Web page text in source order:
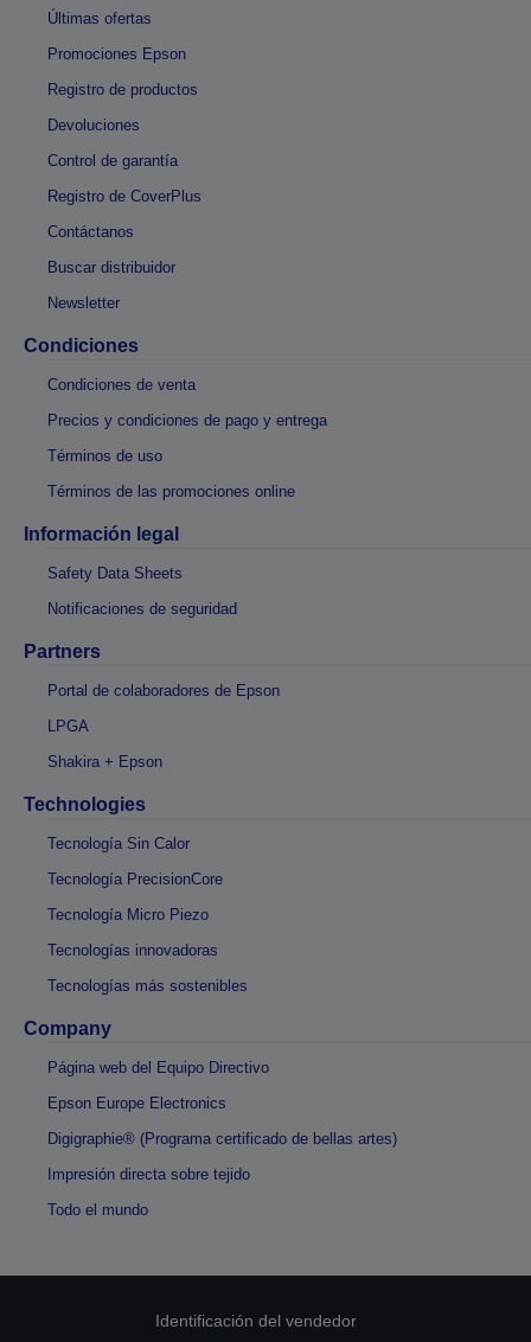
Últimas ofertas
Promociones Epson
Registro de productos
Devoluciones
Control de garantía
Registro de CoverPlus
Contáctanos
Buscar distribuidor
Newsletter
Condiciones
Condiciones de venta
Precios y condiciones de pago y entrega
Términos de uso
Términos de las promociones online
Información legal
Safety Data Sheets
Notificaciones de seguridad
Partners
Portal de colaboradores de Epson
LPGA
Shakira + Epson
Technologies
Tecnología Sin Calor
Tecnología PrecisionCore
Tecnología Micro Piezo
Tecnologías innovadoras
Tecnologías más sostenibles
Company
Página web del Equipo Directivo
Epson Europe Electronics
Digigraphie® (Programa certificado de bellas artes)
Impresión directa sobre tejido
Todo el mundo
Identificación del vendedor